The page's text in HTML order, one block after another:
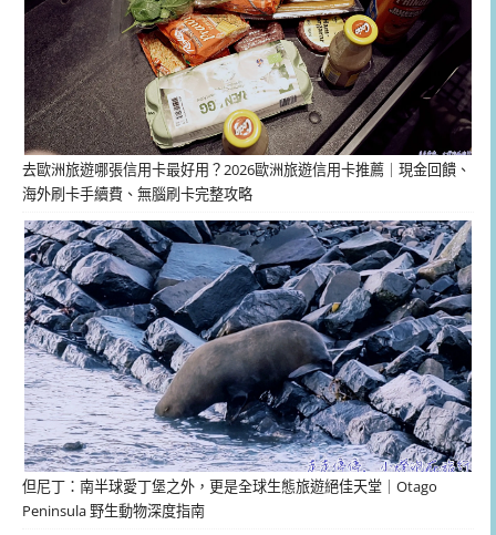
去歐洲旅遊哪張信用卡最好用？2026歐洲旅遊信用卡推薦｜現金回饋、
海外刷卡手續費、無腦刷卡完整攻略
但尼丁：南半球愛丁堡之外，更是全球生態旅遊絕佳天堂｜Otago
Peninsula 野生動物深度指南